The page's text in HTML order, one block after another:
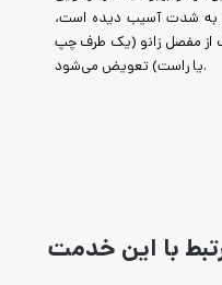
به شدت آسیب دیده است،
از مفصل زانو (یک طرف چپ
یا راست) تعویض می‌شود.
با این خدمت